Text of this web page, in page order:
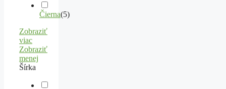
Čierna(5)
Zobraziť
viac
Zobraziť
menej
Šírka